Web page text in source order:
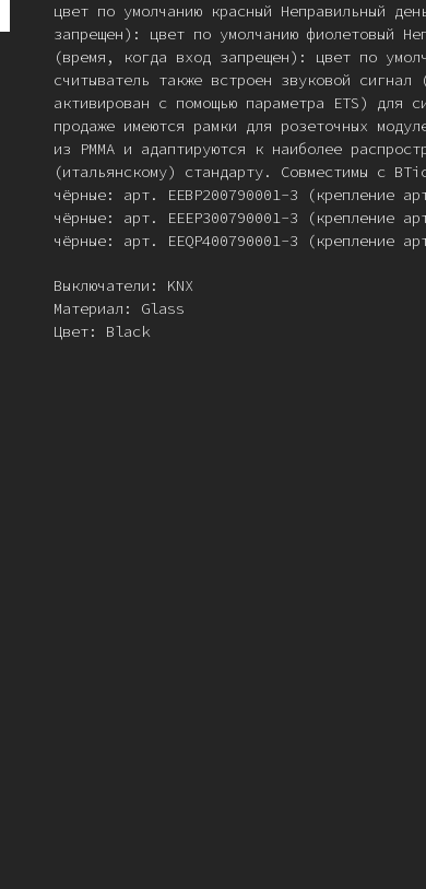
цвет по умолчанию красный Неправильный
запрещен): цвет по умолчанию фиолетовый
(время, когда вход запрещен): цвет по
считыватель также встроен звуковой сигнал
активирован с помощью параметра ETS) для
продаже имеются рамки для розеточных
из PММА и адаптируются к наиболее
(итальянскому) стандарту. Совместимы с
чёрные: арт. EEBP200790001-3 (крепление
чёрные: арт. EEEP300790001-3 (крепление
чёрные: арт. EEQP400790001-3 (крепление
Выключатели: KNX
Материал: Glass
Цвет: Black